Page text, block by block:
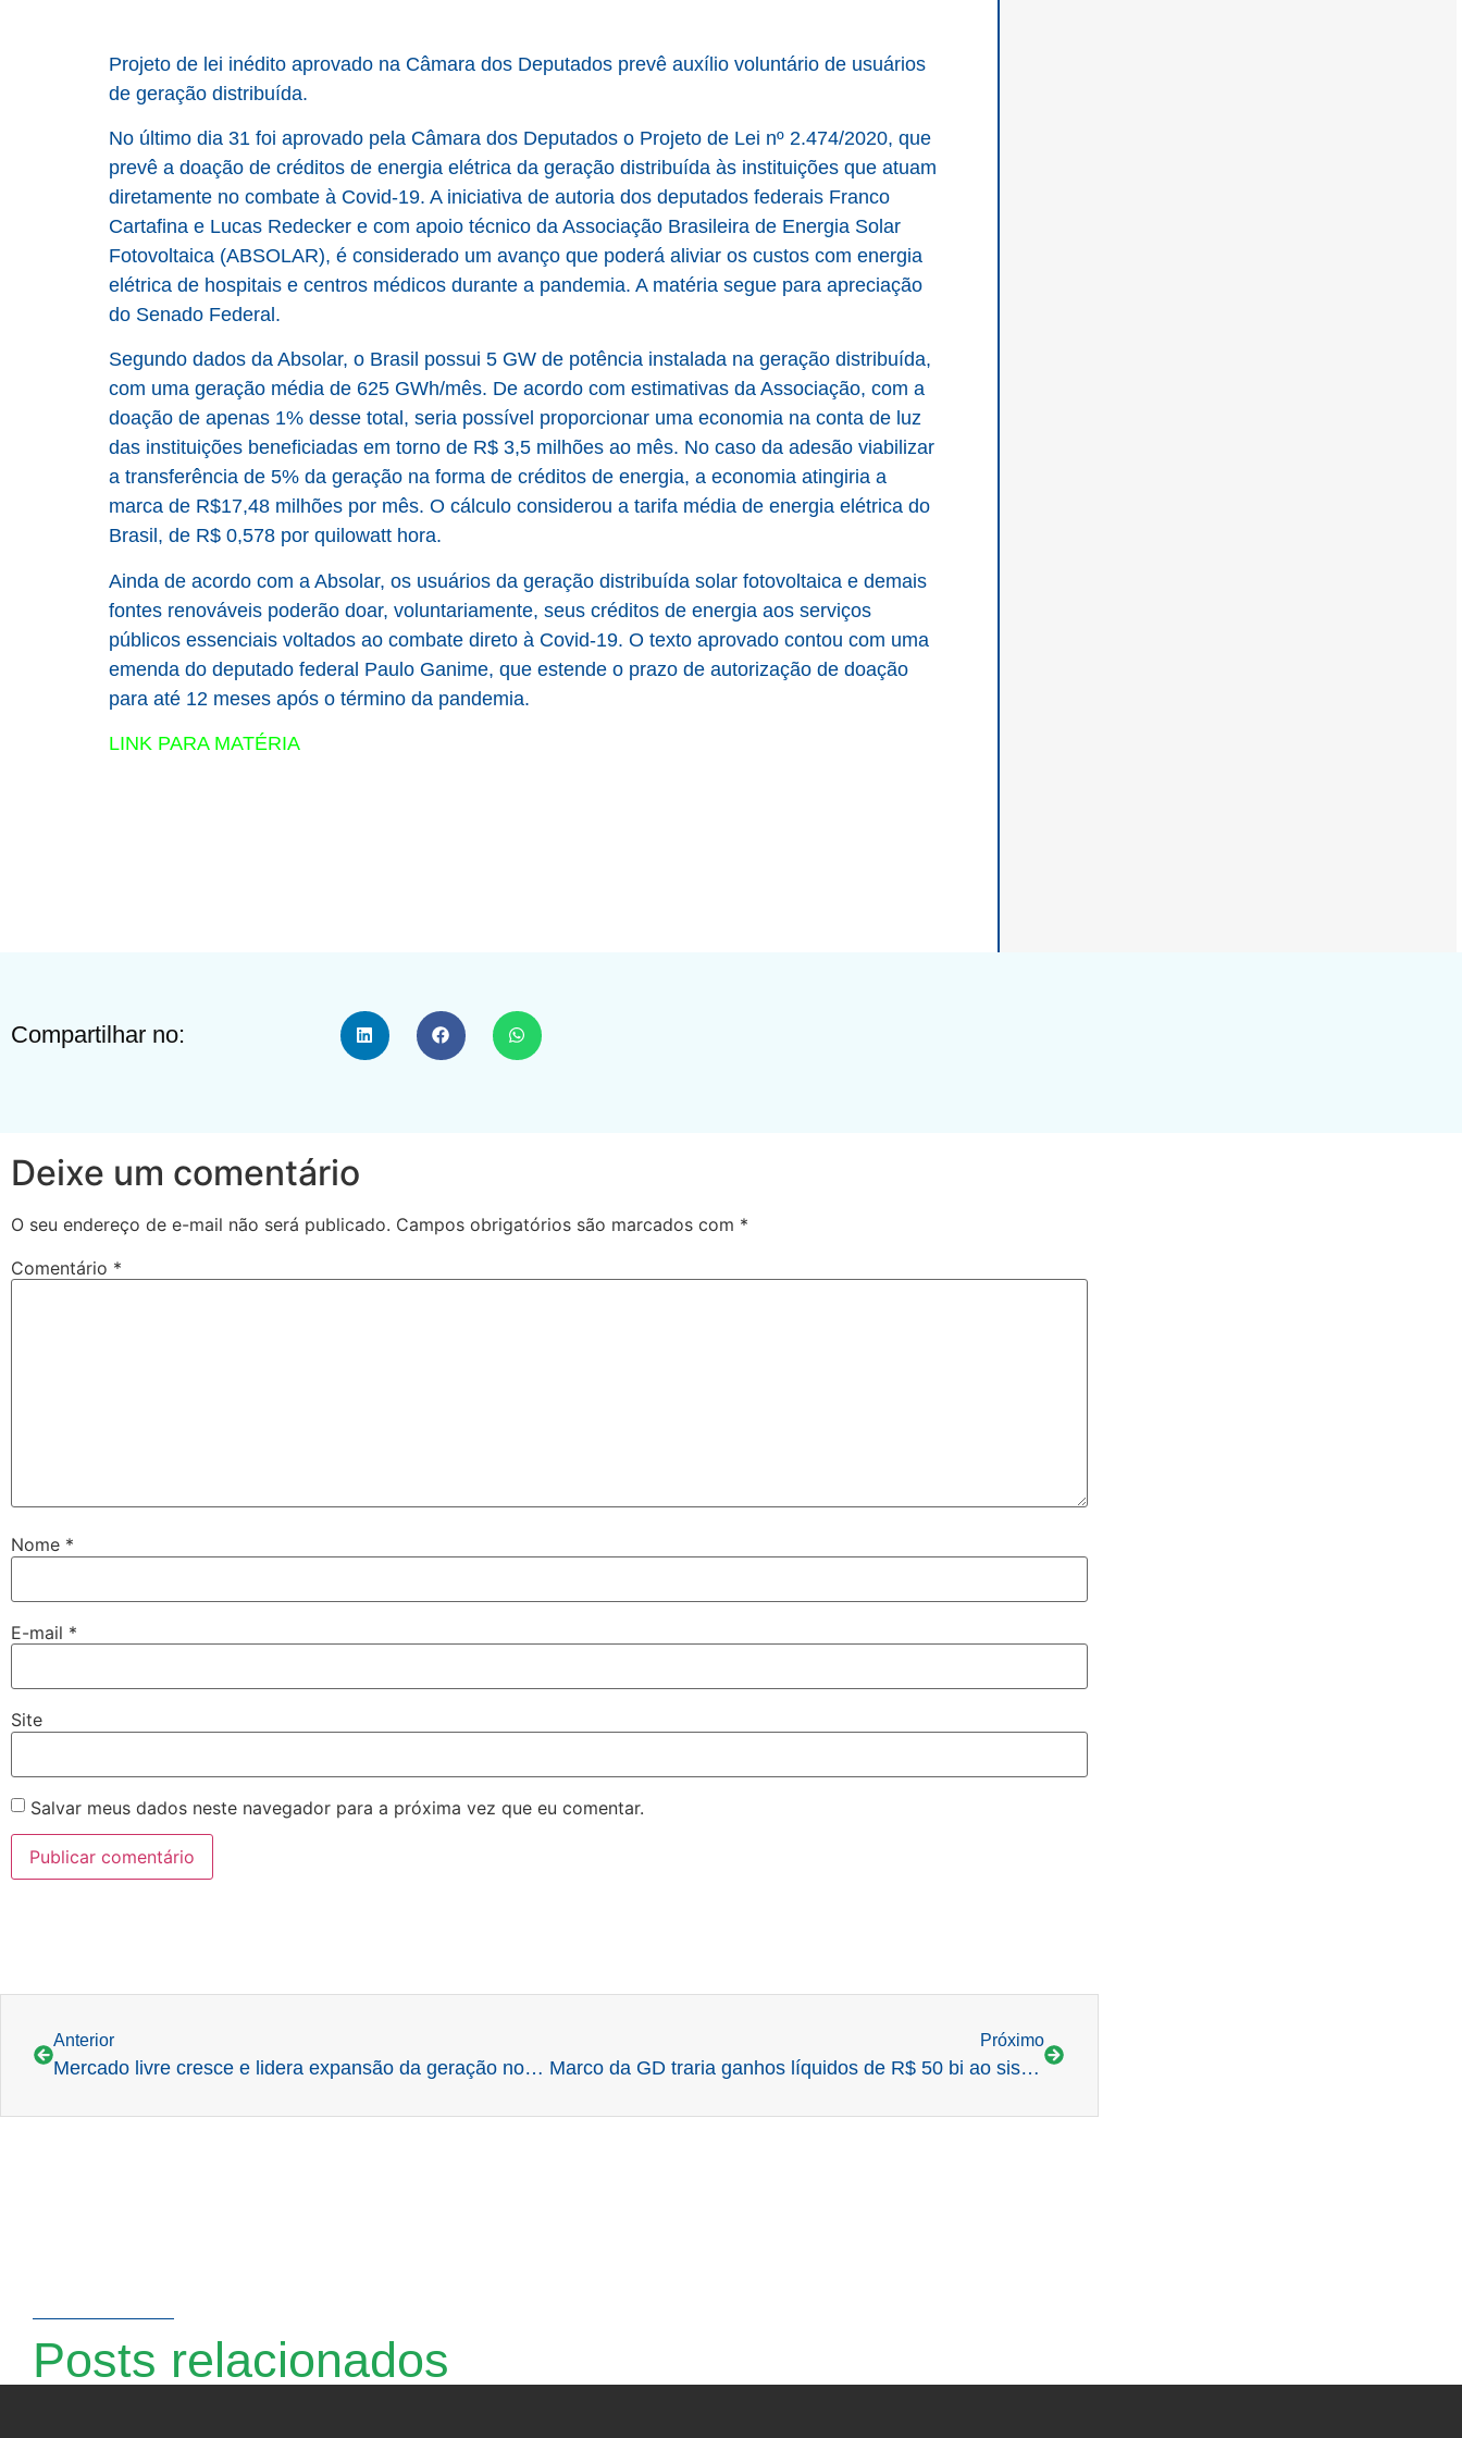
Projeto de lei inédito aprovado na Câmara dos Deputados prevê auxílio voluntário de usuários
de geração distribuída.
No último dia 31 foi aprovado pela Câmara dos Deputados o Projeto de Lei nº 2.474/2020, que
prevê a doação de créditos de energia elétrica da geração distribuída às instituições que atuam
diretamente no combate à Covid-19. A iniciativa de autoria dos deputados federais Franco
Cartafina e Lucas Redecker e com apoio técnico da Associação Brasileira de Energia Solar
Fotovoltaica (ABSOLAR), é considerado um avanço que poderá aliviar os custos com energia
elétrica de hospitais e centros médicos durante a pandemia. A matéria segue para apreciação
do Senado Federal.
Segundo dados da Absolar, o Brasil possui 5 GW de potência instalada na geração distribuída,
com uma geração média de 625 GWh/mês. De acordo com estimativas da Associação, com a
doação de apenas 1% desse total, seria possível proporcionar uma economia na conta de luz
das instituições beneficiadas em torno de R$ 3,5 milhões ao mês. No caso da adesão viabilizar
a transferência de 5% da geração na forma de créditos de energia, a economia atingiria a
marca de R$17,48 milhões por mês. O cálculo considerou a tarifa média de energia elétrica do
Brasil, de R$ 0,578 por quilowatt hora.
Ainda de acordo com a Absolar, os usuários da geração distribuída solar fotovoltaica e demais
fontes renováveis poderão doar, voluntariamente, seus créditos de energia aos serviços
públicos essenciais voltados ao combate direto à Covid-19. O texto aprovado contou com uma
emenda do deputado federal Paulo Ganime, que estende o prazo de autorização de doação
para até 12 meses após o término da pandemia.
LINK PARA MATÉRIA
Compartilhar no:
Deixe um comentário
O seu endereço de e-mail não será publicado. Campos obrigatórios são marcados com *
Comentário *
Nome *
E-mail *
Site
Salvar meus dados neste navegador para a próxima vez que eu comentar.
Anterior
Mercado livre cresce e lidera expansão da geração no país
Próximo
Marco da GD traria ganhos líquidos de R$ 50 bi ao sistema elétrico
Posts relacionados